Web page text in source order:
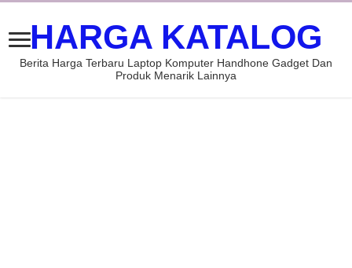
HARGA KATALOG
Berita Harga Terbaru Laptop Komputer Handhone Gadget Dan
Produk Menarik Lainnya